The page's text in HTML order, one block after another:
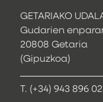
GETARIAKO
Gudarien
20808 Getaria
(Gipuzkoa)
T. (+34) 943 896